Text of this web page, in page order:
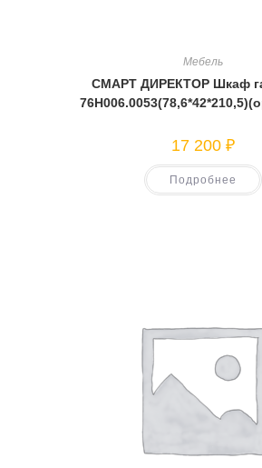
Мебель
СМАРТ ДИРЕКТОР Шкаф
17 200 ₽
Подробнее